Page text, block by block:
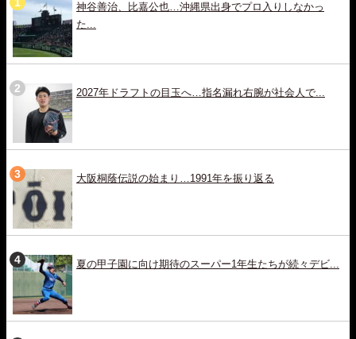
神谷善治、比嘉公也…沖縄県出身でプロ入りしなかっ
た...
2027年ドラフトの目玉へ…指名漏れ右腕が社会人で...
大阪桐蔭伝説の始まり…1991年を振り返る
夏の甲子園に向け期待のスーパー1年生たちが続々デビ...